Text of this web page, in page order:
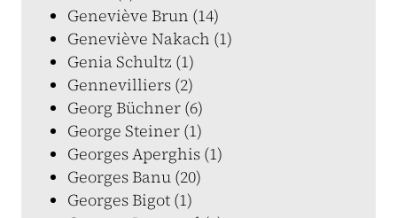
Geneviève Brun (14)
Geneviève Nakach (1)
Genia Schultz (1)
Gennevilliers (2)
Georg Büchner (6)
George Steiner (1)
Georges Aperghis (1)
Georges Banu (20)
Georges Bigot (1)